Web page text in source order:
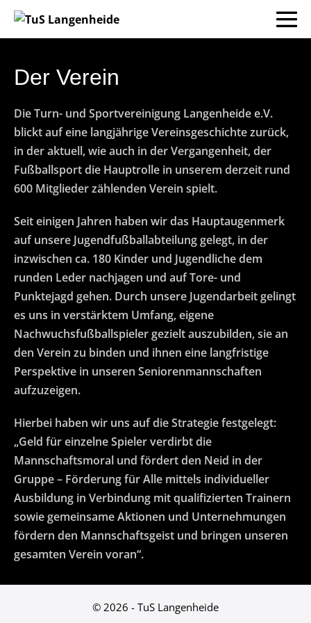
Der Verein
Die Turn- und Sportvereinigung Langenheide e.V.
blickt auf eine langjährige Vereinsgeschichte zurück,
in der aktuell, wie auch in der Vergangenheit, der
Fußballsport die Hauptrolle in unserem derzeit rund
600 Mitglieder zählenden Verein spielt.
Seit einigen Jahren haben wir das Hauptaugenmerk
auf unsere Jugendfußballabteilung gelegt, in der
inzwischen ca. 180 Kinder und Jugendliche dem
runden Leder nachjagen und auf Tore- und
Punktejagd gehen. Durch unsere Jugendarbeit gelingt
es uns in verstärktem Umfang, eigene
Nachwuchsfußballspieler gezielt auszubilden, sie an
den Verein zu binden und ihnen eine langfristige
Perspektive in unseren Seniorenmannschaften
aufzuzeigen.
Hierbei haben wir uns auf die Strategie festgelegt:
„Geld für einzelne Spieler verdirbt die
Mannschaftsmoral und fördert den Neid in der
Gruppe – Förderung für Alle mittels individueller
Ausbildung in Verbindung mit qualifizierten Trainern
sowie gemeinsame Aktionen und Unternehmungen
fördern den Mannschaftsgeist und bringen unseren
gesamten Verein voran“.
© 2026 - TuS Langenheide